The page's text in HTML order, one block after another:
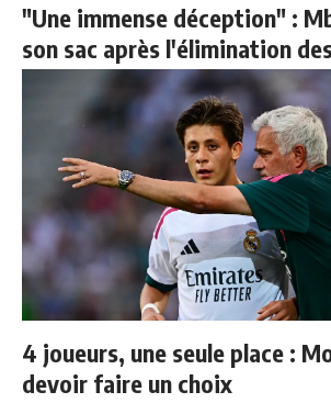
"Une immense déception" :
son sac après l'élimination
4 joueurs, une seule place :
devoir faire un choix